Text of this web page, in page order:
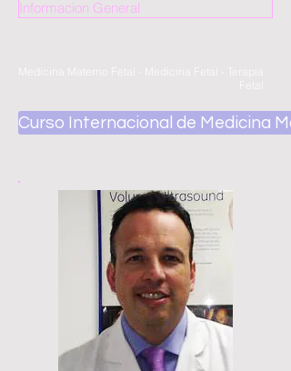
Informacion General
Medicina Materno Fetal - Medicina Fetal - Terapia
Curso Internacional de Medicina